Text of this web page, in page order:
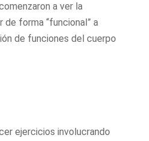
a ver la
forma “funcional” a
de funciones del cuerpo
ejercicios involucrando